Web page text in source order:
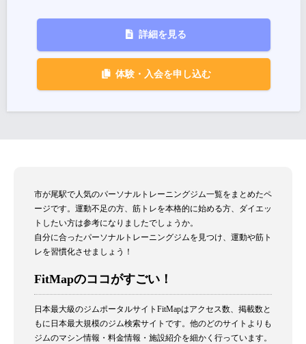
詳細を見る
体験・入会を申し込む
市が尾駅で人気のパーソナルトレーニングジム一覧をまとめたペ
ージです。運動不足の方、筋トレを本格的に始める方、ダイエッ
トしたい方は参考になりましたでしょうか。
自分に合ったパーソナルトレーニングジムを見つけ、運動や筋ト
レを習慣化させましょう！
FitMapのココがすごい！
日本最大級のジムポータルサイトFitMapはアクセス数、掲載数と
もに日本最大規模のジム検索サイトです。他のどのサイトよりも
ジムのマシン情報・料金情報・施設紹介を細かく行っています。